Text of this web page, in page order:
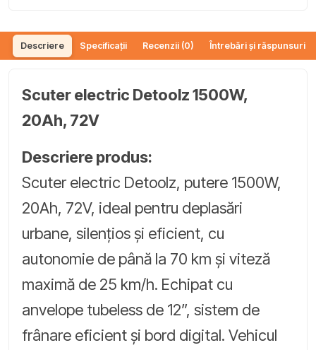
Descriere Specificații Recenzii (0) Întrebări și răspunsuri
Scuter electric Detoolz 1500W,
20Ah, 72V
Descriere produs:
Scuter electric Detoolz, putere 1500W,
20Ah, 72V, ideal pentru deplasări
urbane, silențios și eficient, cu
autonomie de până la 70 km și viteză
maximă de 25 km/h. Echipat cu
anvelope tubeless de 12”, sistem de
frânare eficient și bord digital. Vehicul